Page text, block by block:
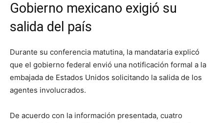
Gobierno mexicano exigió su
salida del país
Durante su conferencia matutina, la mandataria explicó
que el gobierno federal envió una notificación formal a la
embajada de Estados Unidos solicitando la salida de los
agentes involucrados.
De acuerdo con la información presentada, cuatro